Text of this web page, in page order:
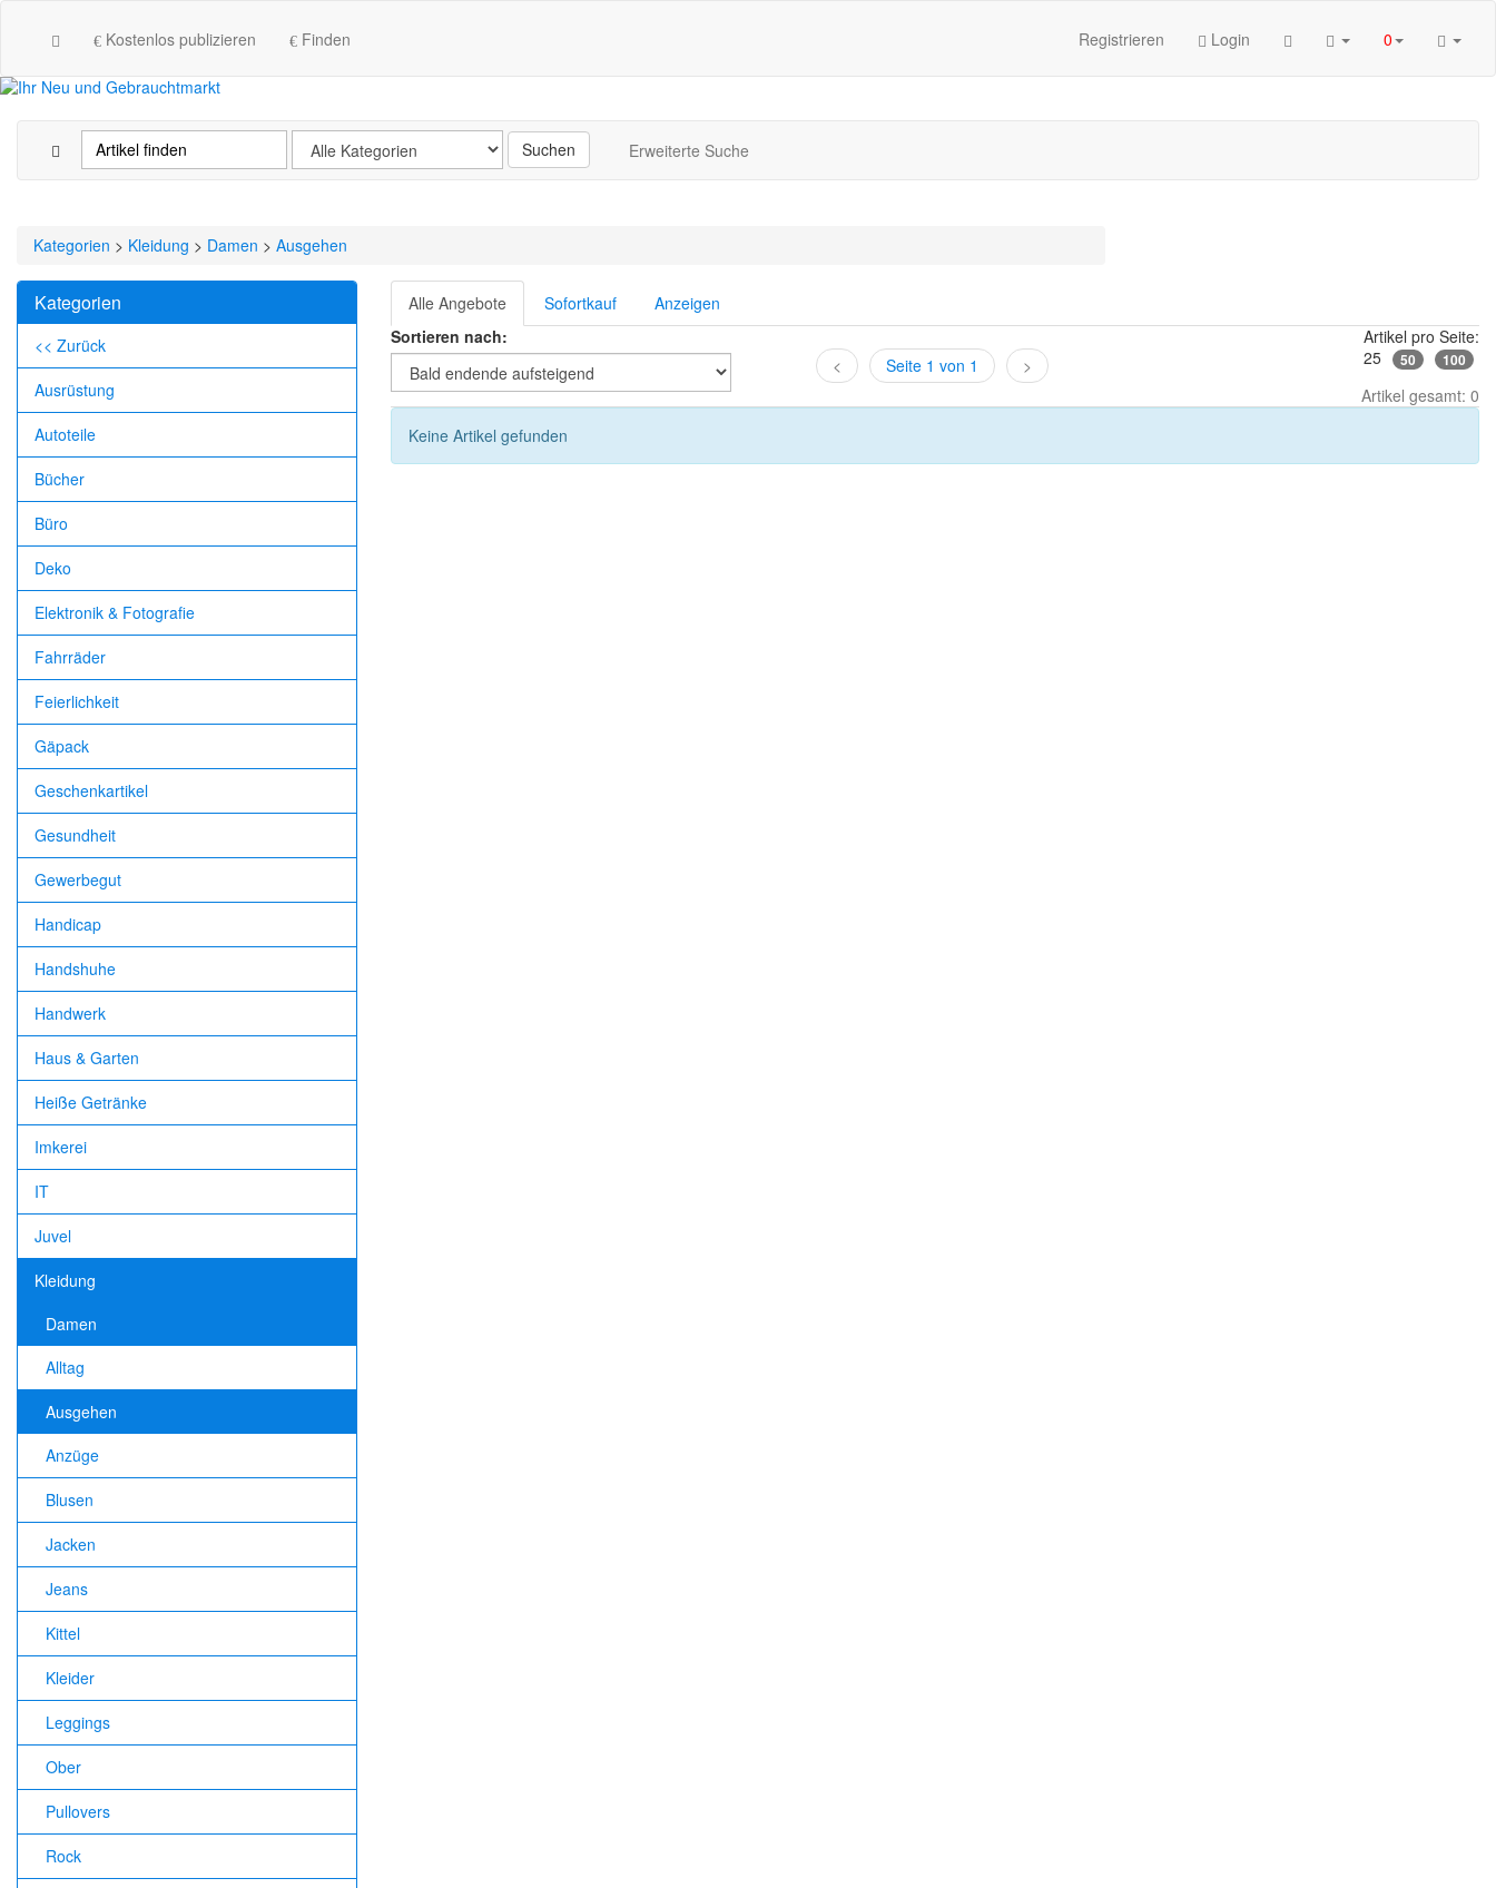
Kostenlos publizieren Finden Registrieren Login 0
Erweiterte Suche
Kategorien > Kleidung > Damen > Ausgehen
Kategorien
<< Zurück
Ausrüstung
Autoteile
Bücher
Büro
Deko
Elektronik & Fotografie
Fahrräder
Feierlichkeit
Gäpack
Geschenkartikel
Gesundheit
Gewerbegut
Handicap
Handshuhe
Handwerk
Haus & Garten
Heiße Getränke
Imkerei
IT
Juvel
Kleidung
Damen
Alltag
Ausgehen
Anzüge
Blusen
Jacken
Jeans
Kittel
Kleider
Leggings
Ober
Pullovers
Rock
Alle Angebote Sofortkauf
Anzeigen
Sortieren nach:
<
Seite 1 von 1 >
Artikel pro Seite:
25
50 100
Artikel gesamt: 0
Keine Artikel gefunden